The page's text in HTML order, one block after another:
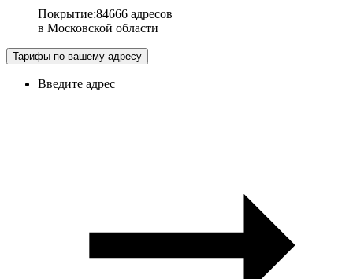
Покрытие:84666 адресов
в Московской области
Тарифы по вашему адресу
Введите адрес